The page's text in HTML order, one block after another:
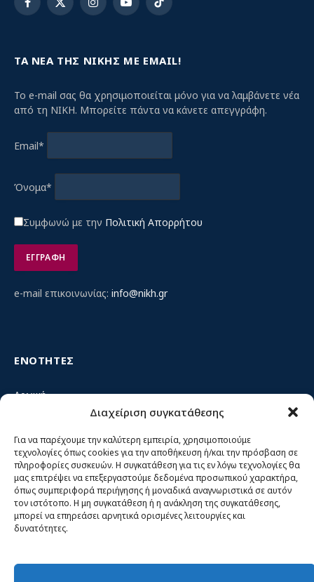
Διαχείριση συγκατάθεσης
Για να παρέχουμε την καλύτερη εμπειρία, χρησιμοποιούμε
τεχνολογίες όπως cookies για την αποθήκευση ή/και την πρόσβαση σε
πληροφορίες συσκευών. Η συγκατάθεση για τις εν λόγω τεχνολογίες θα
μας επιτρέψει να επεξεργαστούμε δεδομένα προσωπικού χαρακτήρα,
όπως συμπεριφορά περιήγησης ή μοναδικά αναγνωριστικά σε αυτόν
τον ιστότοπο. Η μη συγκατάθεση ή η ανάκληση της συγκατάθεσης,
μπορεί να επηρεάσει αρνητικά ορισμένες λειτουργίες και
δυνατότητες.
Facebook
X
InstagramYouTubeTikTok
ΤΑ ΝΕΑ ΤΗΣ ΝΙΚΗΣ ΜΕ EMAIL!
Το e-mail σας θα χρησιμοποιείται μόνο για να λαμβάνετε νέα
από τη ΝΙΚΗ. Μπορείτε πάντα να κάνετε απεγγράφη.
Email*
Όνομα*
Συμφωνώ με την Πολιτική Απορρήτου
e-mail επικοινωνίας: info@nikh.gr
ΕΝΟΤΗΤΕΣ
Αρχική
Κίνημα ΝΙΚΗ – Ποιοι είμαστε, αρχές & δράση
Θέσεις
Πρόσωπα
Όργανα και ομάδες
Βίντεο
Δελτία Τύπου